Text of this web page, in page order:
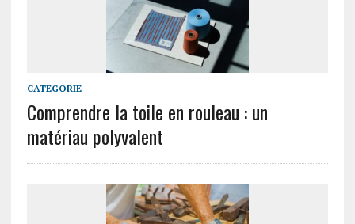
CATEGORIE
Comprendre la toile en rouleau : un
matériau polyvalent